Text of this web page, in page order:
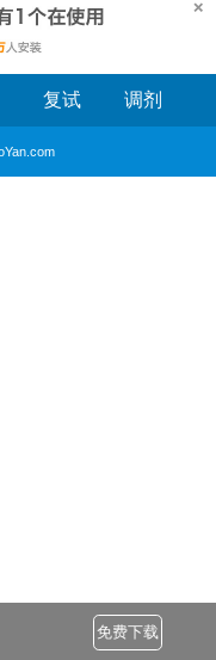
复试 调剂
免费下载